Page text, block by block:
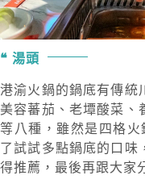
湯頭
港渝火鍋的鍋底有傳統
美容蕃茄、老墰酸菜、
等八種，雖然是四格
了試試多點鍋底的口味
得推薦，最後再跟大家